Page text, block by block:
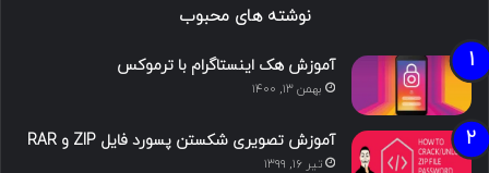
نوشته های محبوب
آموزش هک اینستاگرام با ترموکس
بهمن ۱۳, ۱۴۰۰
آموزش تصویری شکستن پسورد فایل ZIP و RAR
تیر ۱۶, ۱۳۹۹